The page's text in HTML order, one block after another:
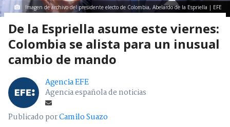
Imagen de archivo del presidente electo de Colombia, Abelardo de la Espriella | EFE
De la Espriella asume este viernes:
Colombia se alista para un inusual
cambio de mando
Agencia EFE
Agencia española de noticias
Publicado porCamilo Suazo